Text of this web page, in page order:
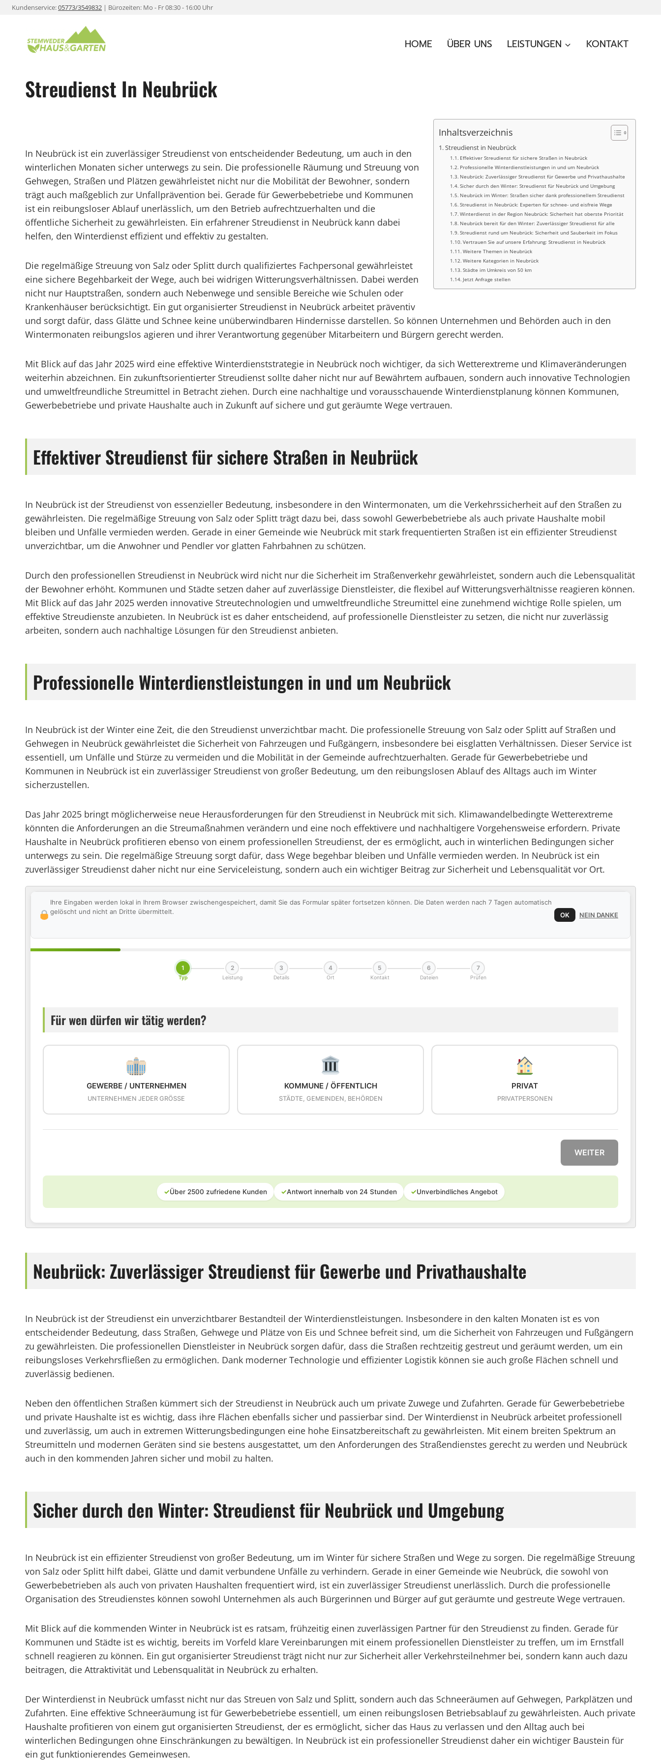
ZumKundenservice:05773/3549832 | Bürozeiten: Mo - Fr 08:30 - 16:00 Uhr
HOME ÜBER UNS LEISTUNGEN KONTAKT
Streudienst In Neubrück
Inhaltsverzeichnis
Streudienst in Neubrück
Effektiver Streudienst für sichere Straßen in Neubrück
Professionelle Winterdienstleistungen in und um Neubrück
Neubrück: Zuverlässiger Streudienst für Gewerbe und Privathaushalte
Sicher durch den Winter: Streudienst für Neubrück und Umgebung
Neubrück im Winter: Straßen sicher dank professionellem Streudienst
Streudienst in Neubrück: Experten für schnee- und eisfreie Wege
Winterdienst in der Region Neubrück: Sicherheit hat oberste Priorität
Neubrück bereit für den Winter: Zuverlässiger Streudienst für alle
Streudienst rund um Neubrück: Sicherheit und Sauberkeit im Fokus
Vertrauen Sie auf unsere Erfahrung: Streudienst in Neubrück
Weitere Themen in Neubrück
Weitere Kategorien in Neubrück
Städte im Umkreis von 50 km
Jetzt Anfrage stellen
In Neubrück ist ein zuverlässiger Streudienst von entscheidender Bedeutung, um auch in den
winterlichen Monaten sicher unterwegs zu sein. Die professionelle Räumung und Streuung von
Gehwegen, Straßen und Plätzen gewährleistet nicht nur die Mobilität der Bewohner, sondern
trägt auch maßgeblich zur Unfallprävention bei. Gerade für Gewerbebetriebe und Kommunen
ist ein reibungsloser Ablauf unerlässlich, um den Betrieb aufrechtzuerhalten und die
öffentliche Sicherheit zu gewährleisten. Ein erfahrener Streudienst in Neubrück kann dabei
helfen, den Winterdienst effizient und effektiv zu gestalten.
Die regelmäßige Streuung von Salz oder Splitt durch qualifiziertes Fachpersonal gewährleistet
eine sichere Begehbarkeit der Wege, auch bei widrigen Witterungsverhältnissen. Dabei werden
nicht nur Hauptstraßen, sondern auch Nebenwege und sensible Bereiche wie Schulen oder
Krankenhäuser berücksichtigt. Ein gut organisierter Streudienst in Neubrück arbeitet präventiv
und sorgt dafür, dass Glätte und Schnee keine unüberwindbaren Hindernisse darstellen. So können Unternehmen und Behörden auch in den
Wintermonaten reibungslos agieren und ihrer Verantwortung gegenüber Mitarbeitern und Bürgern gerecht werden.
Mit Blick auf das Jahr 2025 wird eine effektive Winterdienststrategie in Neubrück noch wichtiger, da sich Wetterextreme und Klimaveränderungen
weiterhin abzeichnen. Ein zukunftsorientierter Streudienst sollte daher nicht nur auf Bewährtem aufbauen, sondern auch innovative Technologien
und umweltfreundliche Streumittel in Betracht ziehen. Durch eine nachhaltige und vorausschauende Winterdienstplanung können Kommunen,
Gewerbebetriebe und private Haushalte auch in Zukunft auf sichere und gut geräumte Wege vertrauen.
Effektiver Streudienst für sichere Straßen in Neubrück
In Neubrück ist der Streudienst von essenzieller Bedeutung, insbesondere in den Wintermonaten, um die Verkehrssicherheit auf den Straßen zu
gewährleisten. Die regelmäßige Streuung von Salz oder Splitt trägt dazu bei, dass sowohl Gewerbebetriebe als auch private Haushalte mobil
bleiben und Unfälle vermieden werden. Gerade in einer Gemeinde wie Neubrück mit stark frequentierten Straßen ist ein effizienter Streudienst
unverzichtbar, um die Anwohner und Pendler vor glatten Fahrbahnen zu schützen.
Durch den professionellen Streudienst in Neubrück wird nicht nur die Sicherheit im Straßenverkehr gewährleistet, sondern auch die Lebensqualität
der Bewohner erhöht. Kommunen und Städte setzen daher auf zuverlässige Dienstleister, die flexibel auf Witterungsverhältnisse reagieren können.
Mit Blick auf das Jahr 2025 werden innovative Streutechnologien und umweltfreundliche Streumittel eine zunehmend wichtige Rolle spielen, um
effektive Streudienste anzubieten. In Neubrück ist es daher entscheidend, auf professionelle Dienstleister zu setzen, die nicht nur zuverlässig
arbeiten, sondern auch nachhaltige Lösungen für den Streudienst anbieten.
Professionelle Winterdienstleistungen in und um Neubrück
In Neubrück ist der Winter eine Zeit, die den Streudienst unverzichtbar macht. Die professionelle Streuung von Salz oder Splitt auf Straßen und
Gehwegen in Neubrück gewährleistet die Sicherheit von Fahrzeugen und Fußgängern, insbesondere bei eisglatten Verhältnissen. Dieser Service ist
essentiell, um Unfälle und Stürze zu vermeiden und die Mobilität in der Gemeinde aufrechtzuerhalten. Gerade für Gewerbebetriebe und
Kommunen in Neubrück ist ein zuverlässiger Streudienst von großer Bedeutung, um den reibungslosen Ablauf des Alltags auch im Winter
sicherzustellen.
Das Jahr 2025 bringt möglicherweise neue Herausforderungen für den Streudienst in Neubrück mit sich. Klimawandelbedingte Wetterextreme
könnten die Anforderungen an die Streumaßnahmen verändern und eine noch effektivere und nachhaltigere Vorgehensweise erfordern. Private
Haushalte in Neubrück profitieren ebenso von einem professionellen Streudienst, der es ermöglicht, auch in winterlichen Bedingungen sicher
unterwegs zu sein. Die regelmäßige Streuung sorgt dafür, dass Wege begehbar bleiben und Unfälle vermieden werden. In Neubrück ist ein
zuverlässiger Streudienst daher nicht nur eine Serviceleistung, sondern auch ein wichtiger Beitrag zur Sicherheit und Lebensqualität vor Ort.
Ihre Eingaben werden lokal in Ihrem Browser zwischengespeichert, damit Sie das Formular später fortsetzen können. Die Daten werden nach 7 Tagen automatisch
gelöscht und nicht an Dritte übermittelt.
OK NEIN DANKE
1
Typ
2
Leistung
3
Details
4
Ort
5
Kontakt
6
Dateien
7
Prüfen
Für wen dürfen wir tätig werden?
GEWERBE / UNTERNEHMEN
UNTERNEHMEN JEDER GRÖSSE
KOMMUNE / ÖFFENTLICH
STÄDTE, GEMEINDEN, BEHÖRDEN
PRIVAT
PRIVATPERSONEN
WEITER
✓Über 2500 zufriedene Kunden ✓Antwort innerhalb von 24 Stunden ✓Unverbindliches Angebot
Neubrück: Zuverlässiger Streudienst für Gewerbe und Privathaushalte
In Neubrück ist der Streudienst ein unverzichtbarer Bestandteil der Winterdienstleistungen. Insbesondere in den kalten Monaten ist es von
entscheidender Bedeutung, dass Straßen, Gehwege und Plätze von Eis und Schnee befreit sind, um die Sicherheit von Fahrzeugen und Fußgängern
zu gewährleisten. Die professionellen Dienstleister in Neubrück sorgen dafür, dass die Straßen rechtzeitig gestreut und geräumt werden, um ein
reibungsloses Verkehrsfließen zu ermöglichen. Dank moderner Technologie und effizienter Logistik können sie auch große Flächen schnell und
zuverlässig bedienen.
Neben den öffentlichen Straßen kümmert sich der Streudienst in Neubrück auch um private Zuwege und Zufahrten. Gerade für Gewerbebetriebe
und private Haushalte ist es wichtig, dass ihre Flächen ebenfalls sicher und passierbar sind. Der Winterdienst in Neubrück arbeitet professionell
und zuverlässig, um auch in extremen Witterungsbedingungen eine hohe Einsatzbereitschaft zu gewährleisten. Mit einem breiten Spektrum an
Streumitteln und modernen Geräten sind sie bestens ausgestattet, um den Anforderungen des Straßendienstes gerecht zu werden und Neubrück
auch in den kommenden Jahren sicher und mobil zu halten.
Sicher durch den Winter: Streudienst für Neubrück und Umgebung
In Neubrück ist ein effizienter Streudienst von großer Bedeutung, um im Winter für sichere Straßen und Wege zu sorgen. Die regelmäßige Streuung
von Salz oder Splitt hilft dabei, Glätte und damit verbundene Unfälle zu verhindern. Gerade in einer Gemeinde wie Neubrück, die sowohl von
Gewerbebetrieben als auch von privaten Haushalten frequentiert wird, ist ein zuverlässiger Streudienst unerlässlich. Durch die professionelle
Organisation des Streudienstes können sowohl Unternehmen als auch Bürgerinnen und Bürger auf gut geräumte und gestreute Wege vertrauen.
Mit Blick auf die kommenden Winter in Neubrück ist es ratsam, frühzeitig einen zuverlässigen Partner für den Streudienst zu finden. Gerade für
Kommunen und Städte ist es wichtig, bereits im Vorfeld klare Vereinbarungen mit einem professionellen Dienstleister zu treffen, um im Ernstfall
schnell reagieren zu können. Ein gut organisierter Streudienst trägt nicht nur zur Sicherheit aller Verkehrsteilnehmer bei, sondern kann auch dazu
beitragen, die Attraktivität und Lebensqualität in Neubrück zu erhalten.
Der Winterdienst in Neubrück umfasst nicht nur das Streuen von Salz und Splitt, sondern auch das Schneeräumen auf Gehwegen, Parkplätzen und
Zufahrten. Eine effektive Schneeräumung ist für Gewerbebetriebe essentiell, um einen reibungslosen Betriebsablauf zu gewährleisten. Auch private
Haushalte profitieren von einem gut organisierten Streudienst, der es ermöglicht, sicher das Haus zu verlassen und den Alltag auch bei
winterlichen Bedingungen ohne Einschränkungen zu bewältigen. In Neubrück ist ein professioneller Streudienst daher ein wichtiger Baustein für
ein gut funktionierendes Gemeinwesen.